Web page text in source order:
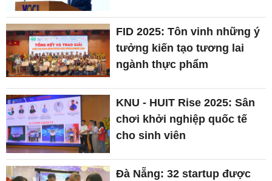
FID 2025: Tôn vinh những ý
tưởng kiến tạo tương lai
ngành thực phẩm
KNU - HUIT Rise 2025: Sân
chơi khởi nghiệp quốc tế
cho sinh viên
Đà Nẵng: 32 startup được